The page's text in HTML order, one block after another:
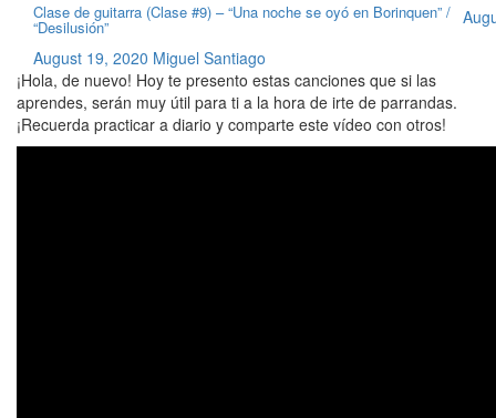
Clase de guitarra (Clase #9) – “Una noche se oyó en Borinquen” /
“Desilusión”
August 19, 2020 Miguel Santiago
¡Hola, de nuevo! Hoy te presento estas canciones que si las
aprendes, serán muy útil para ti a la hora de irte de parrandas.
¡Recuerda practicar a diario y comparte este vídeo con otros!